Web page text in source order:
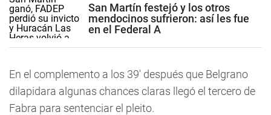
San Martín festejó y los otros
mendocinos sufrieron: así les fue
en el Federal A
En el complemento a los 39' después que Belgrano
dilapidara algunas chances claras llegó el tercero de
Fabra para sentenciar el pleito.